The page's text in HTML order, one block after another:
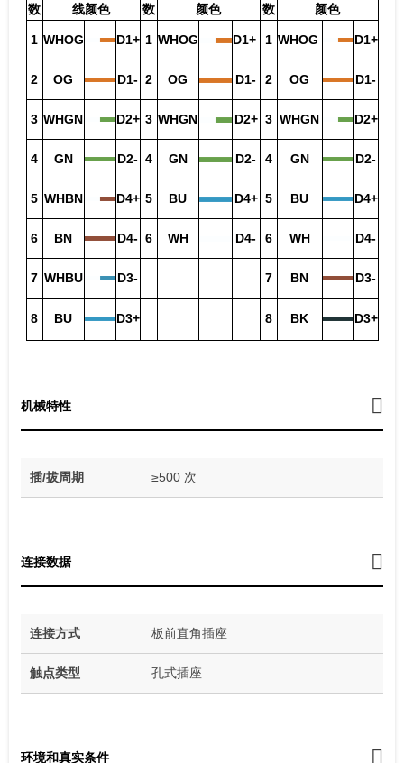
数
线颜色
数
颜色
数
颜色
1 WHOG D1+ 1 WHOG D1+ 1 WHOG D1+
2 OG D1- 2 OG D1- 2 OG D1-
3 WHGN D2+ 3 WHGN D2+ 3 WHGN D2+
4 GN D2- 4 GN D2- 4 GN D2-
5 WHBN D4+ 5 BU D4+ 5 BU D4+
6 BN D4- 6 WH D4- 6 WH D4-
7 WHBU D3- 7 BN D3-
8 BU D3+ 8 BK D3+
机械特性
插/拔周期 ≥500 次
连接数据
连接方式 板前直角插座
触点类型 孔式插座
环境和真实条件